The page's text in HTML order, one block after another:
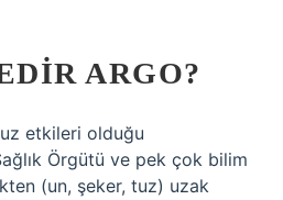
ARGO?
etkileri olduğu
Örgütü ve pek çok bilim
(un, şeker, tuz) uzak